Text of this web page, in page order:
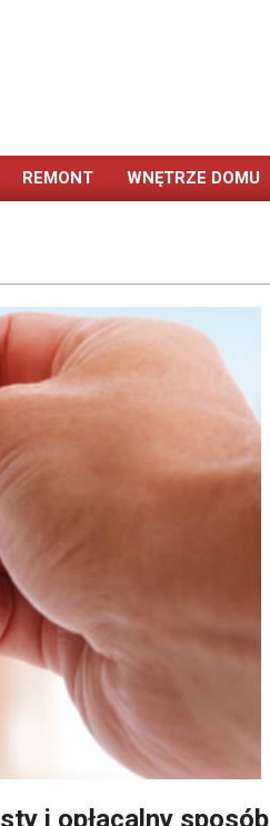
Primary
REMONT WNĘTRZE DOMU
i opłacalny sposób